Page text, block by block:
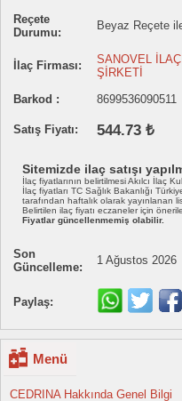
Reçete
Durumu:
Beyaz Reçete ile
İlaç Firması:
SANOVEL
ŞİRKETİ
Barkod :
8699536090511
Satış Fiyatı: 544.73 ₺
Sitemizde ilaç satışı
İlaç fiyatlarının belirtilmesi Akılcı İlaç
İlaç fiyatları TC Sağlık Bakanlığı
tarafından haftalık olarak yayınlanan
Belirtilen ilaç fiyatı eczaneler için
Fiyatlar güncellenmemiş olabilir.
Son
Güncelleme:
1 Ağustos 2026
Paylaş:
Menü
CEDRINA Hakkında Genel Bilgi